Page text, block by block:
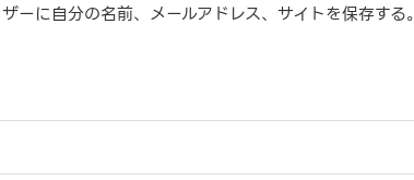
ーに自分の名前、メールアドレス、サイトを保存する。